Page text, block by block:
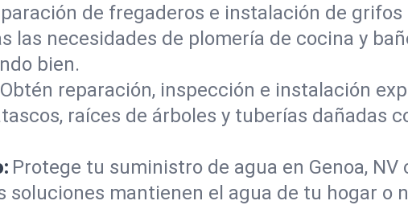
de fregaderos e instalación de
las necesidades de plomería de cocina y
bien.
Obtén reparación, inspección e instalación
raíces de árboles y tuberías dañadas
Protege tu suministro de agua en Genoa,
mantienen el agua de tu hogar o